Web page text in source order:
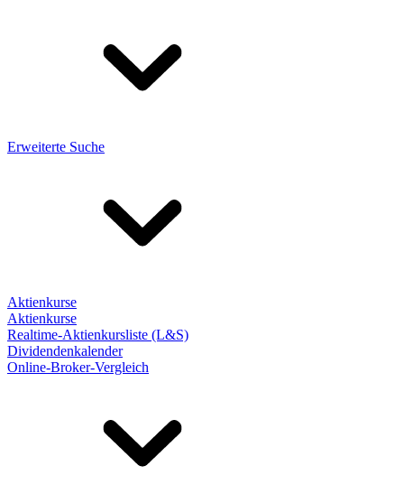
Erweiterte Suche
Aktienkurse
Aktienkurse
Realtime-Aktienkursliste (L&S)
Dividendenkalender
Online-Broker-Vergleich